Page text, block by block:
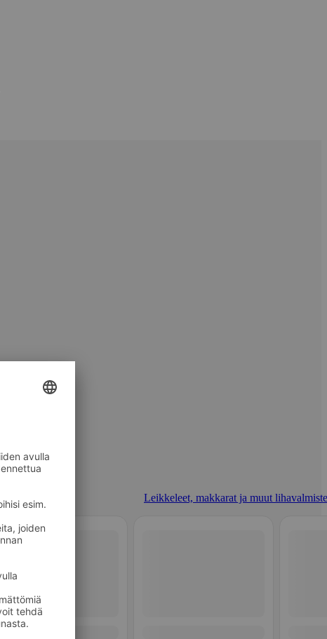
Leikkeleet, makkarat ja muut